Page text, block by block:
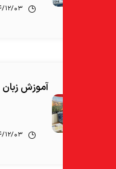
۱۴۰۴/۱۲/۰۳
آموزش زبان اسپانیایی
۱۴۰۴/۱۲/۰۳